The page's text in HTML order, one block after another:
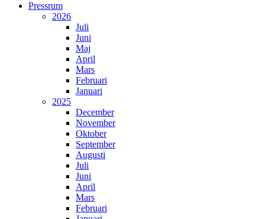
Pressrum
2026
Juli
Juni
Maj
April
Mars
Februari
Januari
2025
December
November
Oktober
September
Augusti
Juli
Juni
April
Mars
Februari